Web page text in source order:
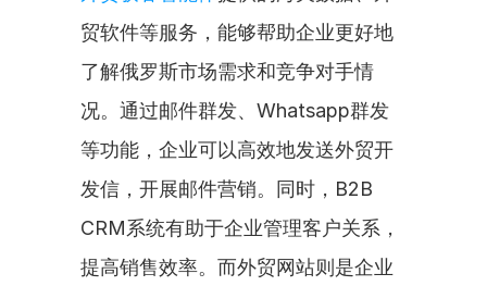
贸软件等服务，能够帮助企业更好地
了解俄罗斯市场需求和竞争对手情
况。通过邮件群发、Whatsapp群发
等功能，企业可以高效地发送外贸开
发信，开展邮件营销。同时，B2B
CRM系统有助于企业管理客户关系，
提高销售效率。而外贸网站则是企业